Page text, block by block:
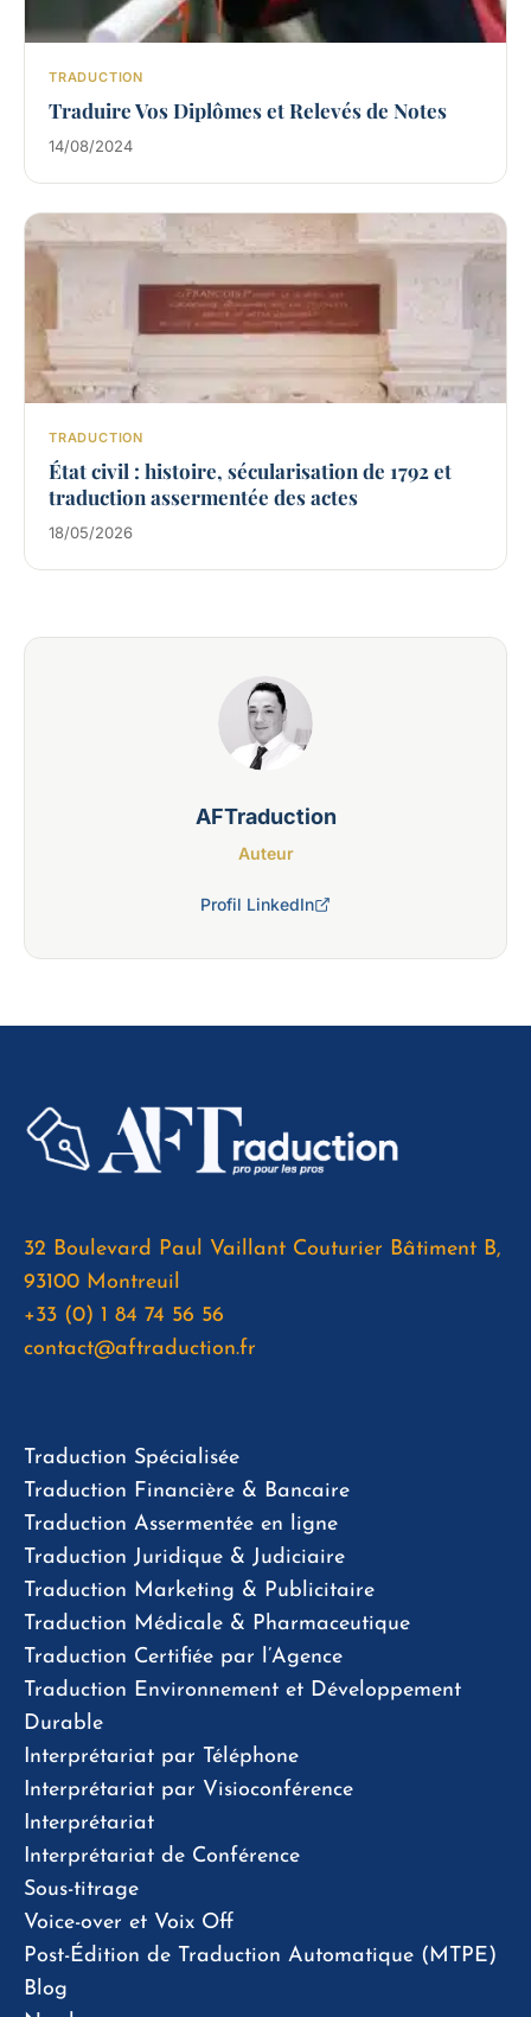
TRADUCTION
Traduire Vos Diplômes et Relevés de Notes
14/08/2024
TRADUCTION
État civil : histoire, sécularisation de 1792 et
traduction assermentée des actes
18/05/2026
AFTraduction
Auteur
Profil LinkedIn
32 Boulevard Paul Vaillant Couturier Bâtiment B,
93100 Montreuil
+33 (0) 1 84 74 56 56
contact@aftraduction.fr
Traduction Spécialisée
Traduction Financière & Bancaire
Traduction Assermentée en ligne
Traduction Juridique & Judiciaire
Traduction Marketing & Publicitaire
Traduction Médicale & Pharmaceutique
Traduction Certifiée par l’Agence
Traduction Environnement et Développement
Durable
Interprétariat par Téléphone
Interprétariat par Visioconférence
Interprétariat
Interprétariat de Conférence
Sous-titrage
Voice-over et Voix Off
Post-Édition de Traduction Automatique (MTPE)
Blog